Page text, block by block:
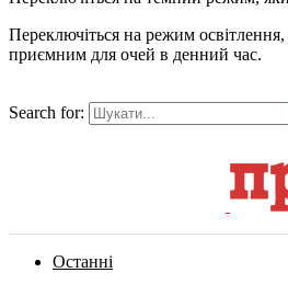
Переключіться на режим
приємним для очей в денний час.
Search for:
Останні